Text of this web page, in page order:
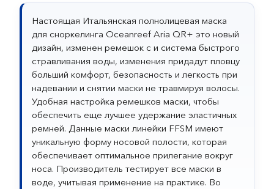
Настоящая Итальянская полнолицевая маска
для сноркелинга Oceanreef Aria QR+ это новый
дизайн, изменен ремешок с и система быстрого
стравливания воды, изменения придадут пловцу
больший комфорт, безопасность и легкость при
надевании и снятии маски не травмируя волосы.
Удобная настройка ремешков маски, чтобы
обеспечить еще лучшее удержание эластичных
ремней. Данные маски линейки FFSM имеют
уникальную форму носовой полости, которая
обеспечивает оптимальное прилегание вокруг
носа. Производитель тестирует все маски в
воде, учитывая применение на практике. Во